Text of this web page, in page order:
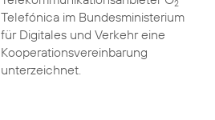
2
Telefónica im Bundesministerium
für Digitales und Verkehr eine
Kooperationsvereinbarung
unterzeichnet.